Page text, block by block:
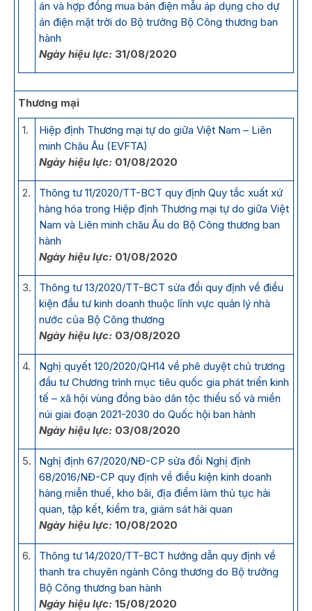
án và hợp đồng mua bán điện mẫu áp dụng cho dự
án điện mặt trời do Bộ trưởng Bộ Công thương ban
hành
Ngày hiệu lực: 31/08/2020
Thương mại
1.
Hiệp định Thương mại tự do giữa Việt Nam – Liên
minh Châu Âu (EVFTA)
Ngày hiệu lực: 01/08/2020
2.
Thông tư 11/2020/TT-BCT quy định Quy tắc xuất xứ
hàng hóa trong Hiệp định Thương mại tự do giữa Việt
Nam và Liên minh châu Âu do Bộ Công thương ban
hành
Ngày hiệu lực: 01/08/2020
3.
Thông tư 13/2020/TT-BCT sửa đổi quy định về điều
kiện đầu tư kinh doanh thuộc lĩnh vực quản lý nhà
nước của Bộ Công thương
Ngày hiệu lực: 03/08/2020
4.
Nghị quyết 120/2020/QH14 về phê duyệt chủ trương
đầu tư Chương trình mục tiêu quốc gia phát triển kinh
tế – xã hội vùng đồng bào dân tộc thiểu số và miền
núi giai đoạn 2021-2030 do Quốc hội ban hành
Ngày hiệu lực: 03/08/2020
5.
Nghị định 67/2020/NĐ-CP sửa đổi Nghị định
68/2016/NĐ-CP quy định về điều kiện kinh doanh
hàng miễn thuế, kho bãi, địa điểm làm thủ tục hải
quan, tập kết, kiểm tra, giám sát hải quan
Ngày hiệu lực: 10/08/2020
6.
Thông tư 14/2020/TT-BCT hướng dẫn quy định về
thanh tra chuyên ngành Công thương do Bộ trưởng
Bộ Công thương ban hành
Ngày hiệu lực: 15/08/2020